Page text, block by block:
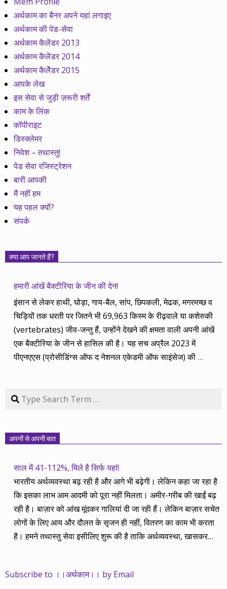
अर्थकाम का बैनर अपने यहां लगाइए
अर्थकाम की पेड-सेवा
अर्थकाम कैलेंडर 2013
अर्थकाम कैलेंडर 2014
अर्थकाम कैलेेंडर 2015
आपके लेख
इस सेवा से जुड़ी ज़रूरी शर्तें
काम के लिंक
कॉपीराइट
डिस्क्लेमर
निवेश – तथास्तु!
पेड सेवा रजिस्ट्रेशन
बारी आपकी
मैं नहीं हम
यह पहल क्यों?
संपर्क
क्या आप जानते हैं?
हमारी आंखें बैक्टीरिया के जीन की देन!
इंसान से लेकर हाथी, घोड़ा, गाय-बैल, सांप, छिपकली, मेढक, मगरमच्छ व
चिड़ियों तक धरती पर जितने भी 69,963 किस्म के रीढ़वाले या कशेरुकी
(vertebrates) जीव-जन्तु हैं, उन्होंने देखने की क्षमता वाली अपनी आंखें
एक बैक्टीरिया के जीन से हासिल की है। यह सच अप्रैल 2023 में
पीएनएएस (प्रोसीडिंग्स ऑफ द नेशनल एकेडमी ऑफ साइंसेज) की…
Search
अपनों से अपनी बात
साल में 41-112%, मिले है सिर्फ यहां!
भारतीय अर्थव्यवस्था बढ़ रही है और आगे भी बढ़ेगी। लेकिन कहा जा रहा है
कि इसका लाभ आम आदमी को पूरा नहीं मिलता। अमीर-गरीब की खाईं बढ़
रही है। बाज़ार को आंख मूंदकर गालियां दी जा रही हैं। लेकिन बाज़ार सचेत
लोगों के लिए आय और दौलत के सृजन ही नहीं, वितरण का काम भी करता
है। हमने तथास्तु सेवा इसीलिए शुरू की है ताकि अर्थव्यवस्था, खासकर
महंगाई की दर 10 प्रतिशत से ऊपर रहती है। वे भागकर जाते हैं सोने और
Subscribe to ।।अर्थकाम।। by Email